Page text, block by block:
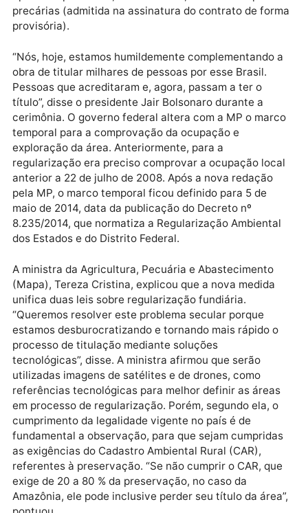
dos objetivos é reduzir a burocracia dos processos,
que em diversos estados têm perdurado por
títulos rurais em terras da União e de assentamentos
da reforma agrária em três anos. Este número advém
de uma estimativa de atender metade da realidade
apontada pelo Incra, em torno de 1,2 milhões de
precárias (admitida na assinatura do contrato de
provisória).
“Nós, hoje, estamos humildemente complementando
obra de titular milhares de pessoas por esse Brasil.
Pessoas que acreditaram e, agora, passam a ter o
título”, disse o presidente Jair Bolsonaro durante a
cerimônia. O governo federal altera com a MP o
temporal para a comprovação da ocupação e
exploração da área. Anteriormente, para a
regularização era preciso comprovar a ocupação
anterior a 22 de julho de 2008. Após a nova redação
pela MP, o marco temporal ficou definido para 5 de
maio de 2014, data da publicação do Decreto nº
8.235/2014, que normatiza a Regularização
dos Estados e do Distrito Federal.
A ministra da Agricultura, Pecuária e Abastecimento
(Mapa), Tereza Cristina, explicou que a nova medida
unifica duas leis sobre regularização fundiária.
“Queremos resolver este problema secular porque
estamos desburocratizando e tornando mais rápido
processo de titulação mediante soluções